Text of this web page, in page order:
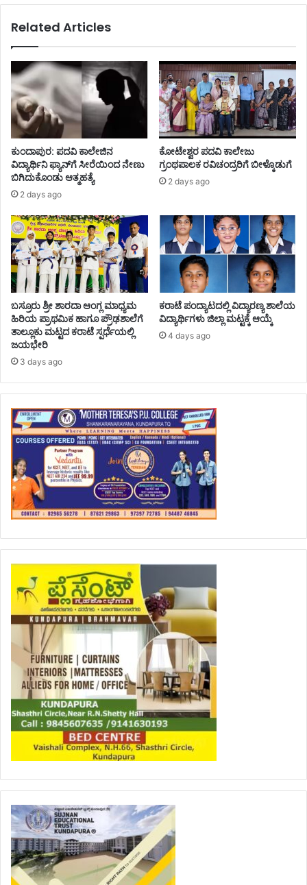
Related Articles
ಕುಂದಾಪುರ: ಪದವಿ ಕಾಲೇಜಿನ
ವಿದ್ಯಾರ್ಥಿನಿ ಫ್ಯಾನ್‌ಗೆ ಸೀರೆಯಿಂದ ನೇಣು
ಬಿಗಿದುಕೊಂಡು ಆತ್ಮಹತ್ಯೆ
2 days ago
ಕೋಟೇಶ್ವರ ಪದವಿ ಕಾಲೇಜು
ಗ್ರಂಥಪಾಲಕ ರವಿಚಂದ್ರರಿಗೆ ಬೀಳ್ಕೊಡುಗೆ
2 days ago
ಬಸ್ರೂರು ಶ್ರೀ ಶಾರದಾ ಆಂಗ್ಲ ಮಾಧ್ಯಮ
ಹಿರಿಯ ಪ್ರಾಥಮಿಕ ಹಾಗೂ ಪ್ರೌಢಶಾಲೆಗೆ
ತಾಲ್ಲೂಕು ಮಟ್ಟದ ಕರಾಟೆ ಸ್ಪರ್ಧೆಯಲ್ಲಿ
ಜಯಭೇರಿ
3 days ago
ಕರಾಟೆ ಪಂದ್ಯಾಟದಲ್ಲಿ ವಿದ್ಯಾರಣ್ಯ ಶಾಲೆಯ
ವಿದ್ಯಾರ್ಥಿಗಳು ಜಿಲ್ಲಾ ಮಟ್ಟಕ್ಕೆ ಆಯ್ಕೆ
4 days ago